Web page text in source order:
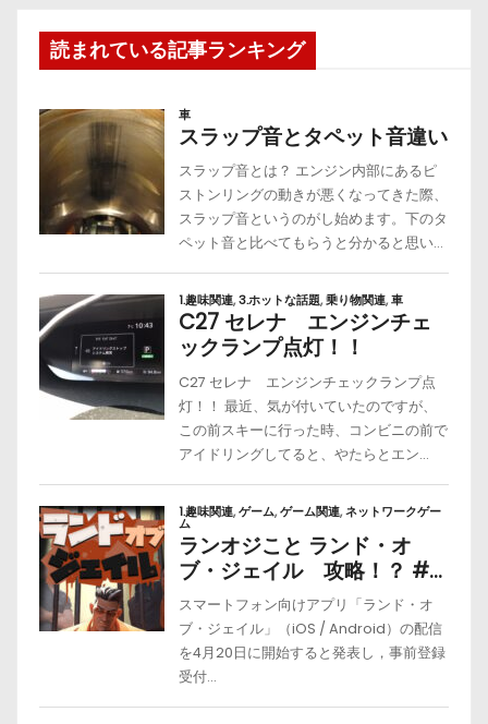
読まれている記事ランキング